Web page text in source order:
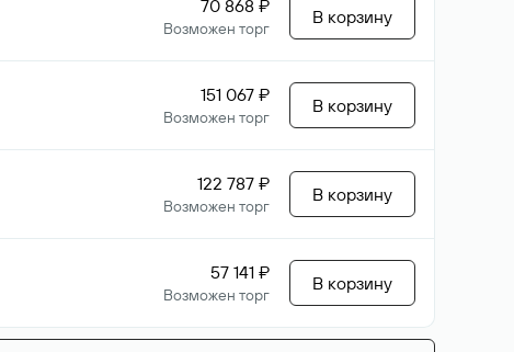
70 868 ₽
Возможен торг
В корзину
151 067 ₽
Возможен торг
В корзину
122 787 ₽
Возможен торг
В корзину
57 141 ₽
Возможен торг
В корзину